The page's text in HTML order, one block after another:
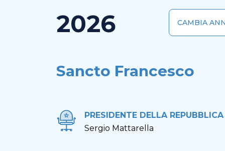
2026
Sancto Francesco
PRESIDENTE DELLA REPUBBLICA
Sergio Mattarella